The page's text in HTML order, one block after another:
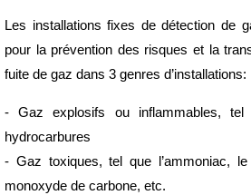
Les installations fixes de détection de
pour la prévention des risques et la
fuite de gaz dans 3 genres d’installations:
- Gaz explosifs ou inflammables, tel
hydrocarbures
- Gaz toxiques, tel que l’ammoniac, le
monoxyde de carbone, etc.